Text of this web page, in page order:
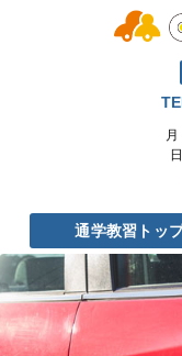
通学教習トッ